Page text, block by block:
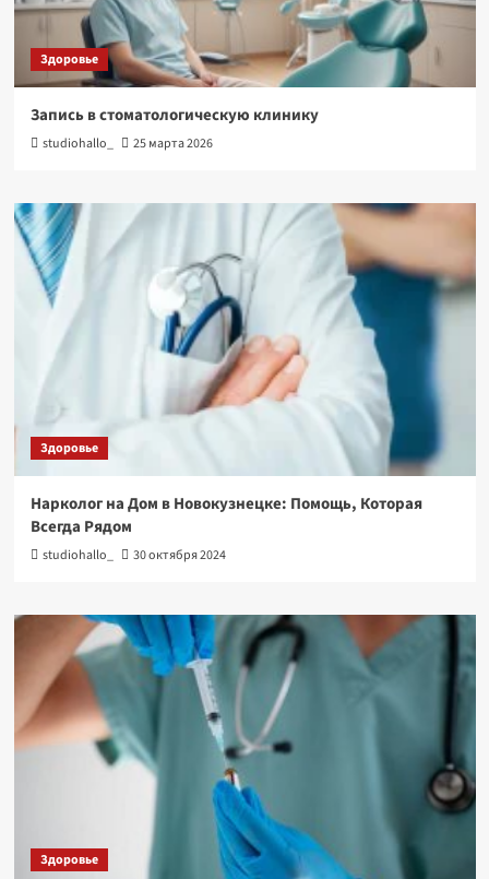
Здоровье
Запись в стоматологическую клинику
studiohallo_ 25 марта 2026
Здоровье
Нарколог на Дом в Новокузнецке: Помощь, Которая
Всегда Рядом
studiohallo_ 30 октября 2024
Здоровье